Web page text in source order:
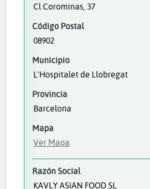
Cl Corominas, 37
Código Postal
08902
Municipio
L'Hospitalet de Llobregat
Provincia
Barcelona
Mapa
Ver Mapa
Razón Social
KAVLY ASIAN FOOD SL